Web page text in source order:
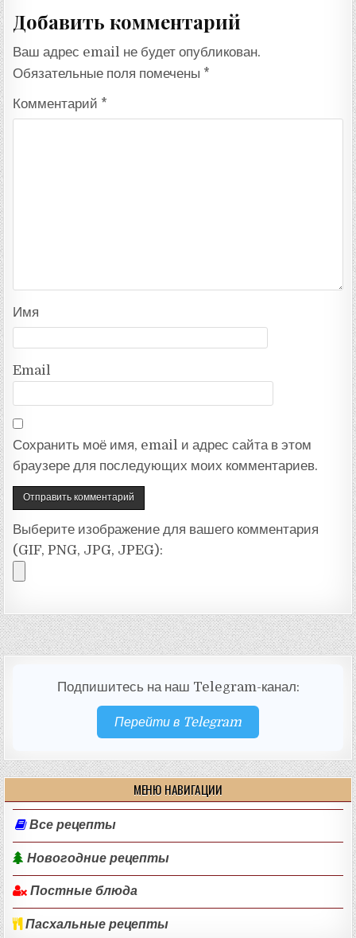
Добавить комментарий
Ваш адрес email не будет опубликован.
Обязательные поля помечены *
Комментарий *
Имя
Email
Сохранить моё имя, email и адрес сайта в этом
браузере для последующих моих комментариев.
Выберите изображение для вашего комментария
(GIF, PNG, JPG, JPEG):
Подпишитесь на наш Telegram-канал:
Перейти в Telegram
МЕНЮ НАВИГАЦИИ
Все рецепты
Новогодние рецепты
Постные блюда
Пасхальные рецепты